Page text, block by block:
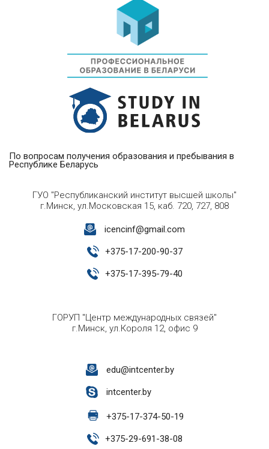
По вопросам получения образования и пребывания в
Республике Беларусь
ГУО "Республиканский институт высшей школы"
г.Минск, ул.Московская 15, каб. 720, 727, 808
icencinf@gmail.com
+375-17-200-90-37
+375-17-395-79-40
ГОРУП "Центр международных связей"
г.Минск, ул.Короля 12, офис 9
edu@intcenter.by
intcenter.by
+375-17-374-50-19
+375-29-691-38-08